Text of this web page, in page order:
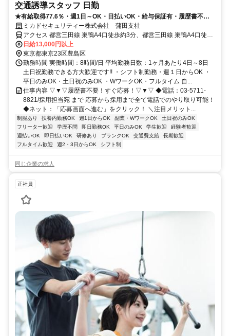
交通誘導スタッフ 日勤
★有給取得77.6％・週1日～OK・日払いOK・給与保証有・履歴書不要
★ ミカドセキュリティー株式会社 蒲田支社
アクセス 都営三田線 巣鴨A4口徒歩約3分、都営三田線 巣鴨A4口徒歩
約3分、ＪＲ山手線 駒込北口徒歩約11分
日給13,000円以上
東京都東京23区豊島区
勤務時間 実働時間：8時間/日 平均勤務日数：1ヶ月あたり4日～8日
土日祝勤務できる方大歓迎です!! ・シフト制勤務・週１日からOK ・
平日のみOK・土日祝のみOK ・WワークOK・フルタイム 自...
仕事内容 ▽▼▽履歴書不要！すぐ応募！▽▼▽ ◆電話：03-5711-
8821/採用担当宛 まで 応募から採用まで全て電話でのやり取り可能！
◆ネット：「応募画面へ進む」をクリック！ ＼注目メリット...
制服あり 扶養内勤務OK 週1日からOK 副業・WワークOK
土日祝のみOK
フリーター歓迎
学歴不問 即日勤務OK 平日のみOK 学生歓迎
経験者歓迎
週払いOK
即日払いOK 研修あり ブランクOK 交通費支給
長期歓迎
フルタイム歓迎
週2・3日からOK シフト制
同じ企業の求人
正社員